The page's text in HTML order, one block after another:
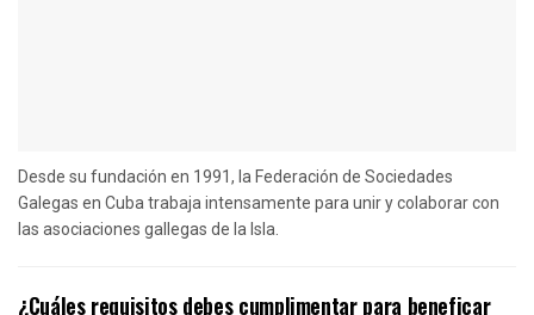
Desde su fundación en 1991, la Federación de Sociedades
Galegas en Cuba trabaja intensamente para unir y colaborar con
las asociaciones gallegas de la Isla.
¿Cuáles requisitos debes cumplimentar para beneficar